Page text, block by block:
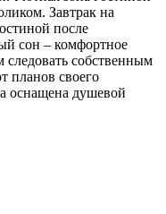
Завтрак на
после
сон – комфортное
следовать собственным
планов своего
оснащена душевой